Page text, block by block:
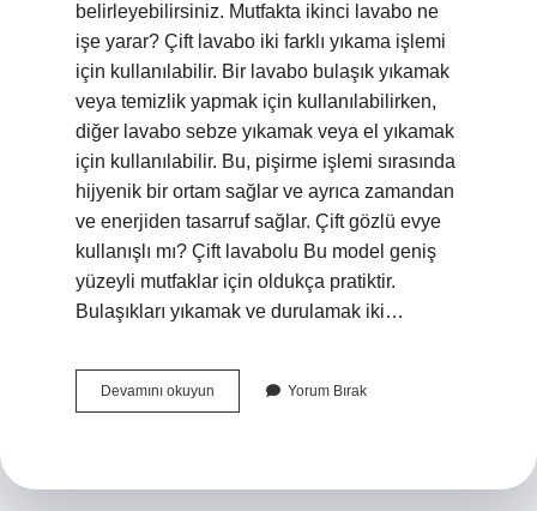
belirleyebilirsiniz. Mutfakta ikinci lavabo ne
işe yarar? Çift lavabo iki farklı yıkama işlemi
için kullanılabilir. Bir lavabo bulaşık yıkamak
veya temizlik yapmak için kullanılabilirken,
diğer lavabo sebze yıkamak veya el yıkamak
için kullanılabilir. Bu, pişirme işlemi sırasında
hijyenik bir ortam sağlar ve ayrıca zamandan
ve enerjiden tasarruf sağlar. Çift gözlü evye
kullanışlı mı? Çift lavabolu Bu model geniş
yüzeyli mutfaklar için oldukça pratiktir.
Bulaşıkları yıkamak ve durulamak iki…
Devamını okuyun
Li
Yorum Bırak